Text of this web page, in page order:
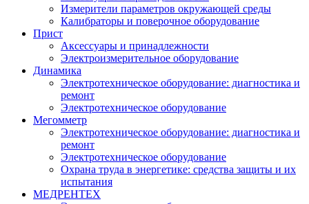
Измерители параметров окружающей среды
Калибраторы и поверочное оборудование
Прист
Аксессуары и принадлежности
Электроизмерительное оборудование
Динамика
Электротехническое оборудование: диагностика и
ремонт
Электротехническое оборудование
Мегомметр
Электротехническое оборудование: диагностика и
ремонт
Электротехническое оборудование
Охрана труда в энергетике: средства защиты и их
испытания
МЕДРЕНТЕХ